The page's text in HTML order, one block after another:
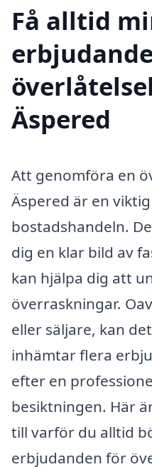
Få alltid
Äspered
Att genomföra en
Äspered är en
bostadshandeln.
dig en klar bild av
kan hjälpa dig att
överraskningar.
eller säljare, kan
inhämtar flera
efter en
besiktningen. Här
till varför du alltid
erbjudanden för